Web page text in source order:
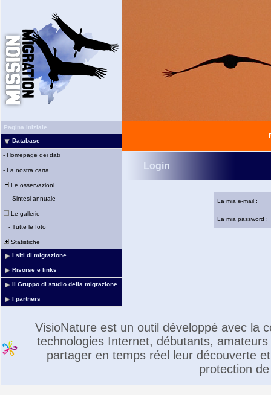
Pagina iniziale
Database
- Homepage dei dati
- La nostra carta
Le osservazioni
- Sintesi annuale
Le gallerie
- Tutte le foto
Statistiche
I siti di migrazione
Risorse e links
Il Gruppo di studio della migrazione
I partners
Login
La mia e-mail :
La mia password :
VisioNature est un outil développé avec la
technologies Internet, débutants,
partager en temps réel leur découverte
protection